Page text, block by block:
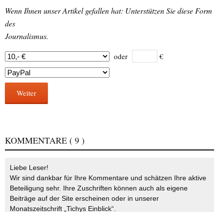
Wenn Ihnen unser Artikel gefallen hat: Unterstützen Sie diese Form
des
Journalismus.
oder €
Weiter
KOMMENTARE ( 9 )
Liebe Leser!
Wir sind dankbar für Ihre Kommentare und schätzen Ihre aktive
Beteiligung sehr. Ihre Zuschriften können auch als eigene
Beiträge auf der Site erscheinen oder in unserer
Monatszeitschrift „Tichys Einblick“.